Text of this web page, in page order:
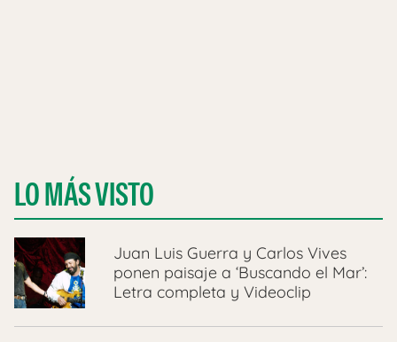
LO MÁS VISTO
Juan Luis Guerra y Carlos Vives
ponen paisaje a ‘Buscando el Mar’:
Letra completa y Videoclip